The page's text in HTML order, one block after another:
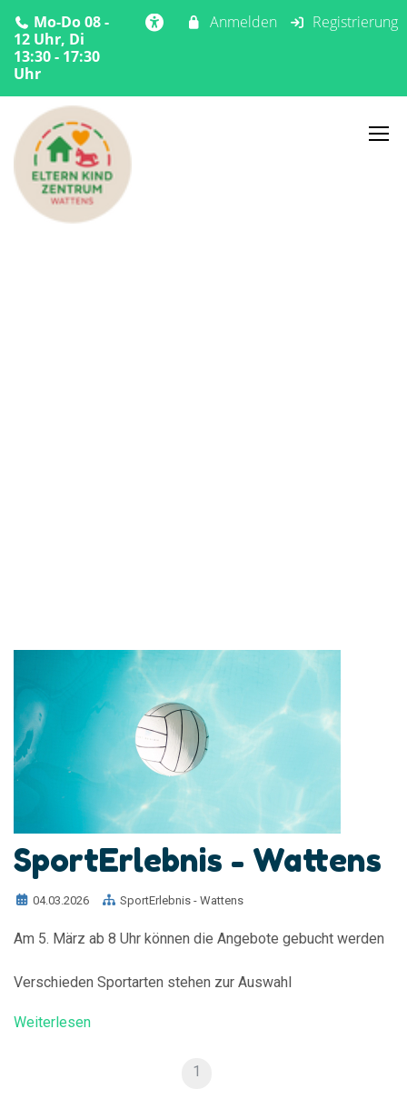
Mo-Do 08 -
12 Uhr, Di
13:30 - 17:30
Uhr
Anmelden Registrierung
SportErlebnis - Wattens
04.03.2026 SportErlebnis - Wattens
Am 5. März ab 8 Uhr können die Angebote gebucht werden
Verschieden Sportarten stehen zur Auswahl
Weiterlesen
1